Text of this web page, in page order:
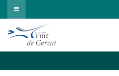
Passer
au
contenu